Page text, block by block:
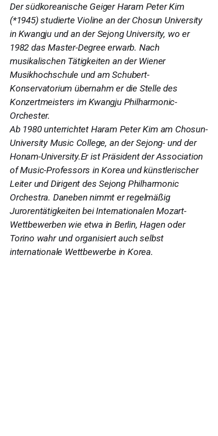
Der südkoreanische Geiger Haram Peter Kim
(*1945) studierte Violine an der Chosun University
in Kwangju und an der Sejong University, wo er
1982 das Master-Degree erwarb. Nach
musikalischen Tätigkeiten an der Wiener
Musikhochschule und am Schubert-
Konservatorium übernahm er die Stelle des
Konzertmeisters im Kwangju Philharmonic-
Orchester.
Ab 1980 unterrichtet Haram Peter Kim am Chosun-
University Music College, an der Sejong- und der
Honam-University.Er ist Präsident der Association
of Music-Professors in Korea und künstlerischer
Leiter und Dirigent des Sejong Philharmonic
Orchestra. Daneben nimmt er regelmäßig
Jurorentätigkeiten bei Internationalen Mozart-
Wettbewerben wie etwa in Berlin, Hagen oder
Torino wahr und organisiert auch selbst
internationale Wettbewerbe in Korea.